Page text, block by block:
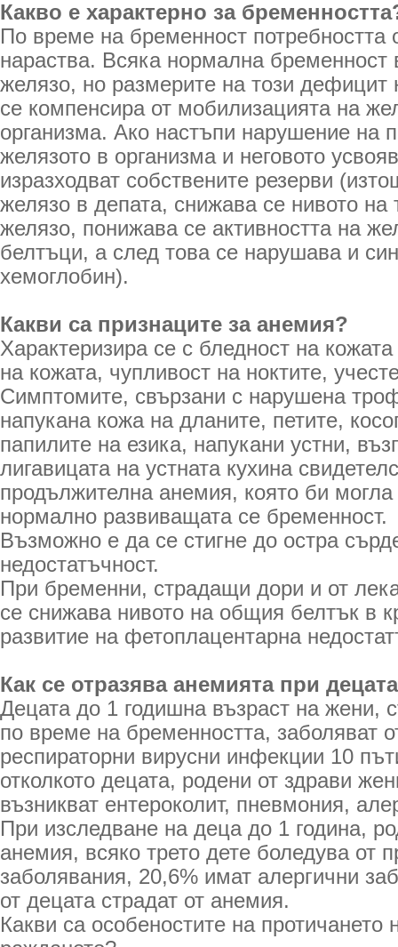
Какво е характерно за
По време на бременност потребността
нараства. Всяка нормална
желязо, но размерите на този дефицит
се компенсира от мобилизацията на
организма. Ако настъпи нарушение на
желязото в организма и неговото
изразходват собствените резерви
желязо в депата, снижава се нивото на
желязо, понижава се активността на
белтъци, а след това се нарушава и
хемоглобин).
Какви са признаците за анемия?
Характеризира се с бледност на
на кожата, чупливост на ноктите,
Симптомите, свързани с нарушена
напукана кожа на дланите, петите,
папилите на езика, напукани устни,
лигавицата на устната кухина
продължителна анемия, която би могла
нормално развиващата се бременност.
Възможно е да се стигне до остра
недостатъчност.
При бременни, страдащи дори и от
се снижава нивото на общия белтък в
развитие на фетоплацентарна
Как се отразява анемията при
Децата до 1 годишна възраст на жени,
по време на бременността, заболяват
респираторни вирусни инфекции 10
отколкото децата, родени от здрави
възникват ентероколит, пневмония,
При изследване на деца до 1 година,
анемия, всяко трето дете боледува от
заболявания, 20,6% имат алергични
от децата страдат от анемия.
Какви са особеностите на протичането